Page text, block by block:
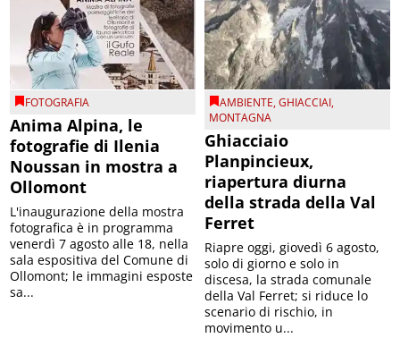
FOTOGRAFIA
Anima Alpina, le
fotografie di Ilenia
Noussan in mostra a
Ollomont
L'inaugurazione della mostra
fotografica è in programma
venerdì 7 agosto alle 18, nella
sala espositiva del Comune di
Ollomont; le immagini esposte
sa...
AMBIENTE,GHIACCIAI,
MONTAGNA
Ghiacciaio
Planpincieux,
riapertura diurna
della strada della Val
Ferret
Riapre oggi, giovedì 6 agosto,
solo di giorno e solo in
discesa, la strada comunale
della Val Ferret; si riduce lo
scenario di rischio, in
movimento u...